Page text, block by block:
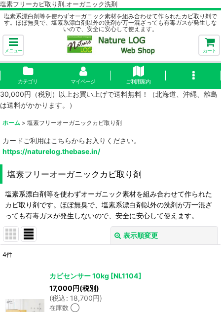
塩素フリーカビ取り剤.オーガニック洗剤
塩素系漂白剤等を使わずオーガニック素材を組み合わせて作られたカビ取り剤で
す。ほぼ無臭で、塩素系漂白剤以外の洗剤が万一混ざっても有毒ガスが発生しな
いので、安全に安心して使えます。
メニュー カート
カテゴリ マイページ ご利用案内
30,000円（税別）以上お買い上げで送料無料！（北海道、沖縄、離島
は送料がかかります。）
ホーム > 塩素フリーオーガニックカビ取り剤
カードご利用はこちらからお入りください。
https://naturelog.thebase.in/
塩素フリーオーガニックカビ取り剤
塩素系漂白剤等を使わずオーガニック素材を組み合わせて作られた
カビ取り剤です。ほぼ無臭で、塩素系漂白剤以外の洗剤が万一混ざ
っても有毒ガスが発生しないので、安全に安心して使えます。
表示順変更
4件
カビセンサー 10kg [NL1104]
17,000円(税別)
(税込: 18,700円)
在庫数 ◯